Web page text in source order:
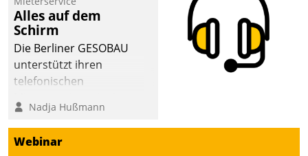
oder
Schadensmeldungen
abgeben – rund um die
Uhr.
Alles auf dem
Schirm
Die Berliner GESOBAU
unterstützt ihren
telefonischen
digitalen Cockpit, das
situationsbezogen
passende Fragen und
Nadja Hußmann
Webinar